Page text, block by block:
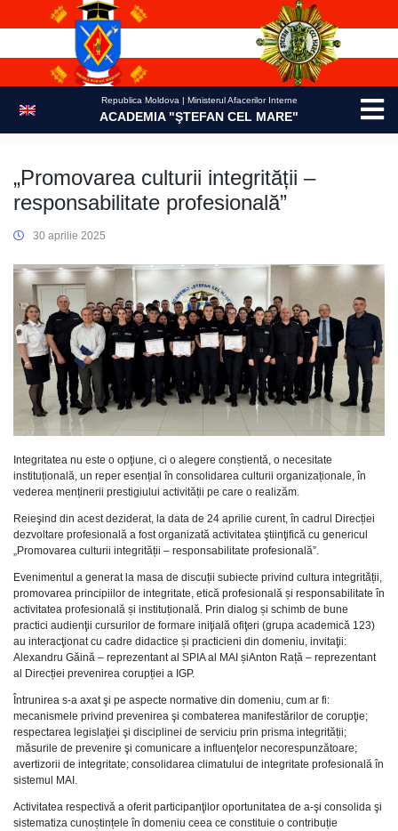
Republica Moldova | Ministerul Afacerilor Interne
ACADEMIA "ŞTEFAN CEL MARE"
„Promovarea culturii integrității –
responsabilitate profesională”
30 aprilie 2025
Integritatea nu este o opţiune, ci o alegere conștientă, o necesitate
instituțională, un reper esențial în consolidarea culturii organizaționale, în
vederea menținerii prestigiului activității pe care o realizăm.
Reieşind din acest deziderat, la data de 24 aprilie curent, în cadrul Direcției
dezvoltare profesională a fost organizată activitatea ştiinţifică cu genericul
„Promovarea culturii integrității – responsabilitate profesională”.
Evenimentul a generat la masa de discuții subiecte privind cultura integrității,
promovarea principiilor de integritate, etică profesională și responsabilitate în
activitatea profesională și instituțională. Prin dialog și schimb de bune
practici audienţii cursurilor de formare iniţială ofiţeri (grupa academică 123)
au interacţionat cu cadre didactice și practicieni din domeniu, invitaţii:
Alexandru Găină – reprezentant al SPIA al MAI șiAnton Rață – reprezentant
al Direcției prevenirea corupției a IGP.
Întrunirea s-a axat şi pe aspecte normative din domeniu, cum ar fi:
mecanismele privind prevenirea şi combaterea manifestărilor de corupţie;
respectarea legislaţiei şi disciplinei de serviciu prin prisma integrității;
măsurile de prevenire şi comunicare a influenţelor necorespunzătoare;
avertizorii de integritate; consolidarea climatului de integritate profesională în
sistemul MAI.
Activitatea respectivă a oferit participanţilor oportunitatea de a-şi consolida şi
sistematiza cunoștințele în domeniu ceea ce constituie o contribuție